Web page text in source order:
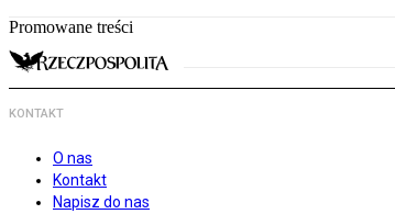
Promowane treści
KONTAKT
O nas
Kontakt
Napisz do nas